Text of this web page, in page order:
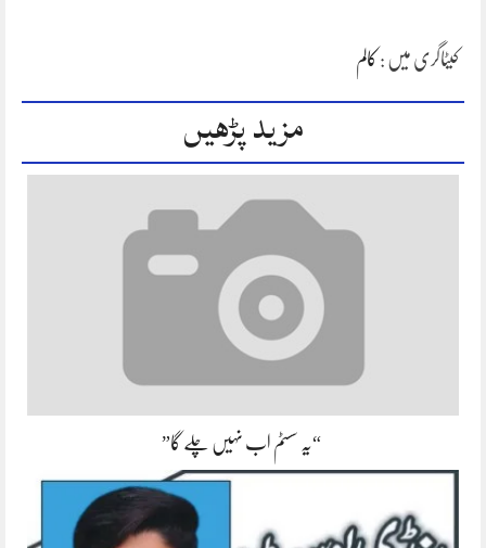
کیٹاگری میں : کالم
مزید پڑھیں
“یہ سسٹم اب نہیں چلے گا”